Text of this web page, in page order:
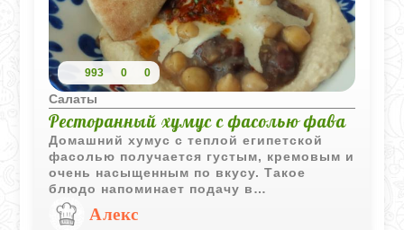
993 0 0
Салаты
Ресторанный хумус с фасолью фава
Домашний хумус с теплой египетской
фасолью получается густым, кремовым и
очень насыщенным по вкусу. Такое
блюдо напоминает подачу в
ближневосточных ресторанах, особенно
если дополнить его оливковым маслом,
Алекс